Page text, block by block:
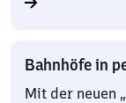
Bahnhöfe in
Mit der neuen